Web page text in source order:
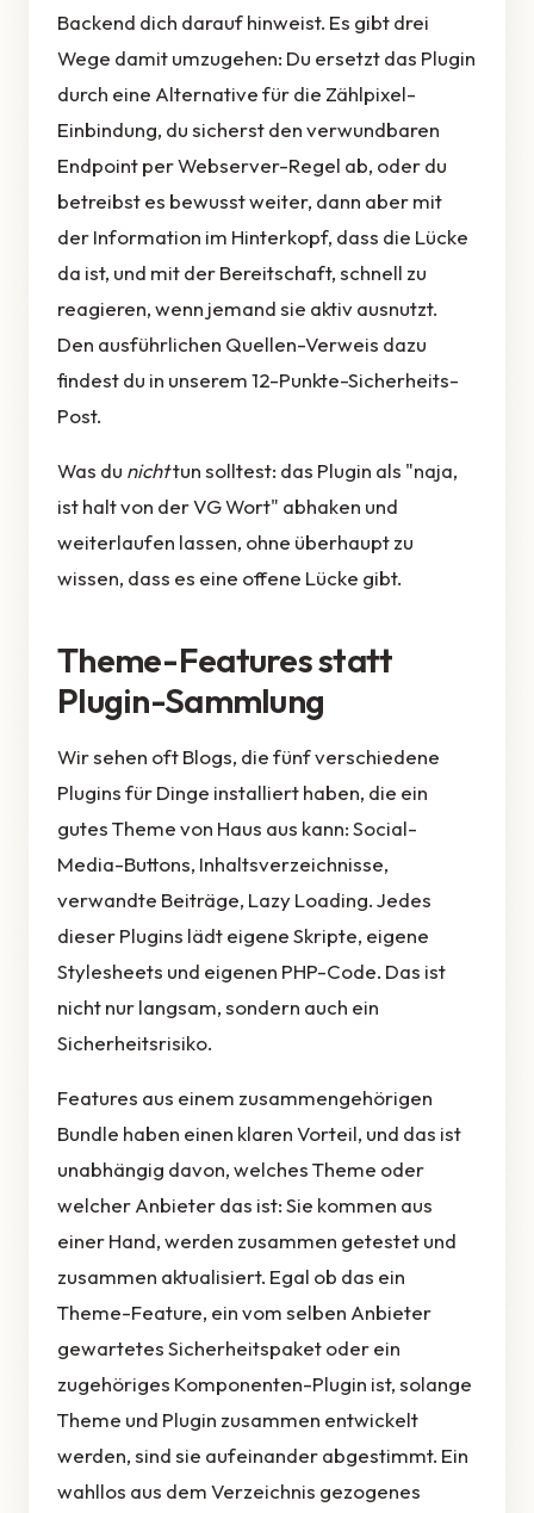
Backend dich darauf hinweist. Es gibt drei
Wege damit umzugehen: Du ersetzt das Plugin
durch eine Alternative für die Zählpixel-
Einbindung, du sicherst den verwundbaren
Endpoint per Webserver-Regel ab, oder du
betreibst es bewusst weiter, dann aber mit
der Information im Hinterkopf, dass die Lücke
da ist, und mit der Bereitschaft, schnell zu
reagieren, wenn jemand sie aktiv ausnutzt.
Den ausführlichen Quellen-Verweis dazu
findest du in unserem 12-Punkte-Sicherheits-
Post.
Was du nichttun solltest: das Plugin als "naja,
ist halt von der VG Wort" abhaken und
weiterlaufen lassen, ohne überhaupt zu
wissen, dass es eine offene Lücke gibt.
Theme-Features statt
Plugin-Sammlung
Wir sehen oft Blogs, die fünf verschiedene
Plugins für Dinge installiert haben, die ein
gutes Theme von Haus aus kann: Social-
Media-Buttons, Inhaltsverzeichnisse,
verwandte Beiträge, Lazy Loading. Jedes
dieser Plugins lädt eigene Skripte, eigene
Stylesheets und eigenen PHP-Code. Das ist
nicht nur langsam, sondern auch ein
Sicherheitsrisiko.
Features aus einem zusammengehörigen
Bundle haben einen klaren Vorteil, und das ist
unabhängig davon, welches Theme oder
welcher Anbieter das ist: Sie kommen aus
einer Hand, werden zusammen getestet und
zusammen aktualisiert. Egal ob das ein
Theme-Feature, ein vom selben Anbieter
gewartetes Sicherheitspaket oder ein
zugehöriges Komponenten-Plugin ist, solange
Theme und Plugin zusammen entwickelt
werden, sind sie aufeinander abgestimmt. Ein
wahllos aus dem Verzeichnis gezogenes